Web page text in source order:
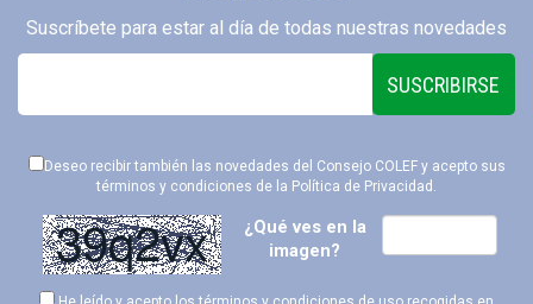
Suscríbete para estar al día de todas nuestras novedades
SUSCRIBIRSE
Deseo recibir también las novedades del Consejo COLEF y acepto sus
términos y condiciones de la Política de Privacidad .
¿Qué ves en la
imagen?